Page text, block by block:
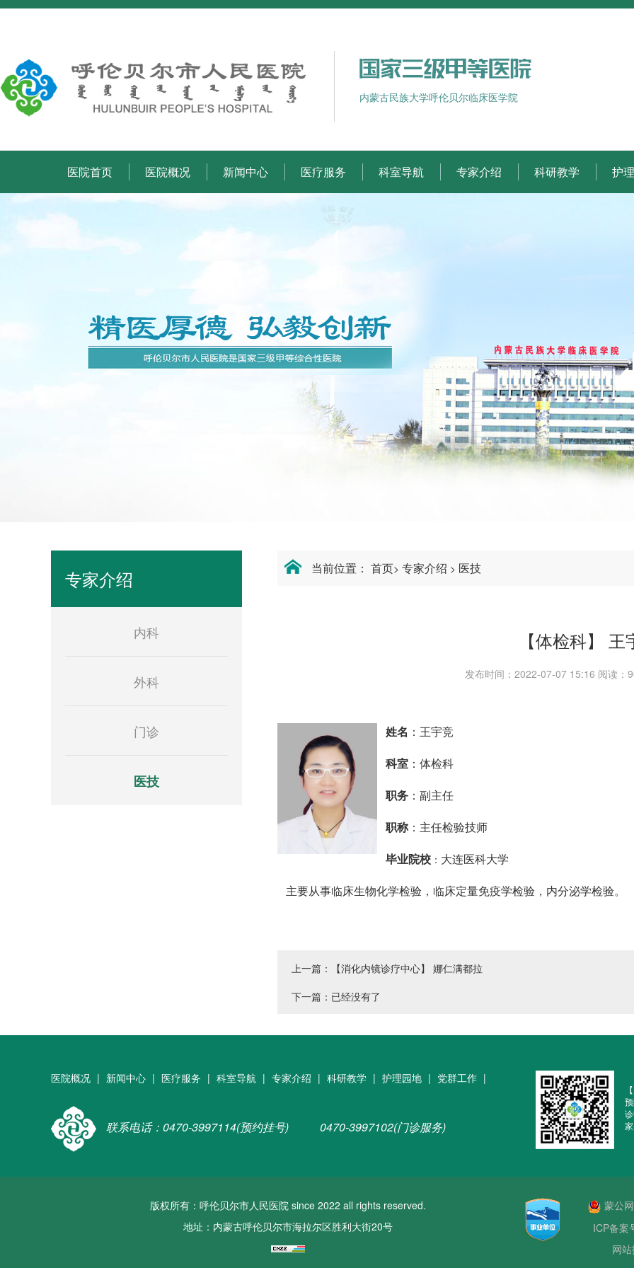
内蒙古民族大学呼伦贝尔临床医学院
医院首页 医院概况 新闻中心 医疗服务 科室导航 专家介绍 科研教学 护
专家介绍
内科
外科
门诊
医技
当前位置： 首页> 专家介绍 > 医技
【体检科】 王
发布时间：2022-07-07 15:16 阅读：
姓名 ：王宇竞
科室 ：体检科
职务 ：副主任
职称 ：主任检验技师
毕业院校 ： 大连医科大学
主要从事临床生物化学检验，临床定量免疫学检验，内分泌学检验。
上一篇：【消化内镜诊疗中心】 娜仁满都拉
下一篇：已经没有了
医院概况 | 新闻中心 | 医疗服务 | 科室导航 | 专家介绍 | 科研教学 | 护理园地 | 党群工作 |
联系电话：0470-3997114(预约挂号) 0470-3997102(门诊服务)
版权所有：呼伦贝尔市人民医院 since 2022 all rights reserved.
地址：内蒙古呼伦贝尔市海拉尔区胜利大街20号
蒙公
ICP备案
网